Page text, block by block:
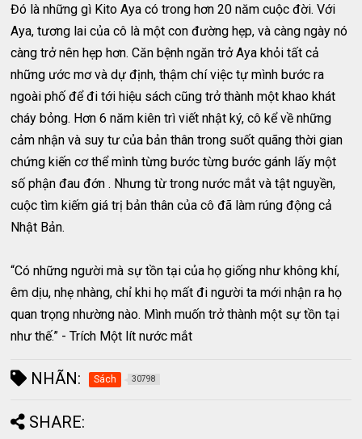
Đó là những gì Kito Aya có trong hơn 20 năm cuộc đời. Với
Aya, tương lai của cô là một con đường hẹp, và càng ngày nó
càng trở nên hẹp hơn. Căn bệnh ngăn trở Aya khỏi tất cả
những ước mơ và dự định, thậm chí việc tự mình bước ra
ngoài phố để đi tới hiệu sách cũng trở thành một khao khát
cháy bỏng. Hơn 6 năm kiên trì viết nhật ký, cô kể về những
cảm nhận và suy tư của bản thân trong suốt quãng thời gian
chứng kiến cơ thể mình từng bước từng bước gánh lấy một
số phận đau đớn . Nhưng từ trong nước mắt và tật nguyền,
cuộc tìm kiếm giá trị bản thân của cô đã làm rúng động cả
Nhật Bản.
“Có những người mà sự tồn tại của họ giống như không khí,
êm dịu, nhẹ nhàng, chỉ khi họ mất đi người ta mới nhận ra họ
quan trọng nhường nào. Mình muốn trở thành một sự tồn tại
như thế.” - Trích Một lít nước mắt
NHÃN: Sách 30798
SHARE: